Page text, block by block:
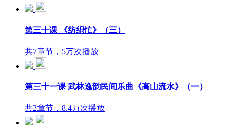
第三十课 《纺织忙》（三）
共7章节，5万次播放
第三十一课 武林逸韵民间乐曲《高山流水》（一）
共2章节，8.4万次播放